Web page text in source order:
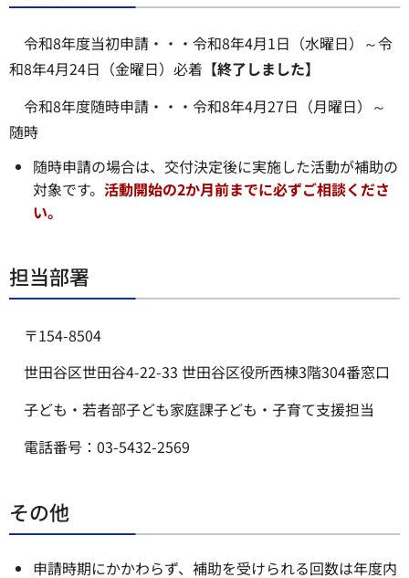
令和8年度当初申請・・・令和8年4月1日（水曜日）～令
和8年4月24日（金曜日）必着 【終了しました】
令和8年度随時申請・・・令和8年4月27日（月曜日）～
随時
随時申請の場合は、交付決定後に実施した活動が補助の
対象です。 活動開始の2か月前までに必ずご相談くださ
い。
担当部署
〒154-8504
世田谷区世田谷4-22-33 世田谷区役所西棟3階304番窓口
子ども・若者部子ども家庭課子ども・子育て支援担当
電話番号：03-5432-2569
その他
申請時期にかかわらず、補助を受けられる回数は年度内